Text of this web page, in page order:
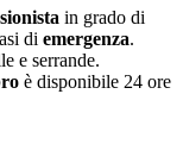
in grado di
di emergenza.
e serrande.
è disponibile 24 ore